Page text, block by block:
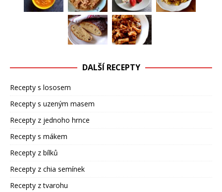
DALŠÍ RECEPTY
Recepty s lososem
Recepty s uzeným masem
Recepty z jednoho hrnce
Recepty s mákem
Recepty z bílků
Recepty z chia semínek
Recepty z tvarohu